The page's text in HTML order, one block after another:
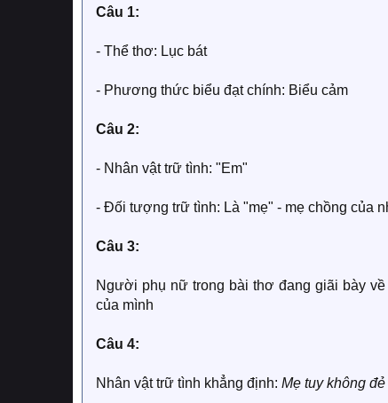
Câu 1:
- Thể thơ: Lục bát
- Phương thức biểu đạt chính: Biểu cảm
Câu 2:
- Nhân vật trữ tình: "Em"
- Đối tượng trữ tình: Là "mẹ" - mẹ chồng của
Câu 3:
Người phụ nữ trong bài thơ đang giãi bày
của mình
Câu 4:
Nhân vật trữ tình khẳng định: Mẹ tuy không